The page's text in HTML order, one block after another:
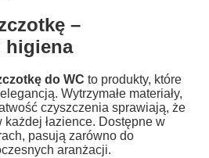
–
higiena
do WC to produkty, które
Wytrzymałe materiały,
czyszczenia sprawiają, że
łazience. Dostępne w
pasują zarówno do
aranżacji.